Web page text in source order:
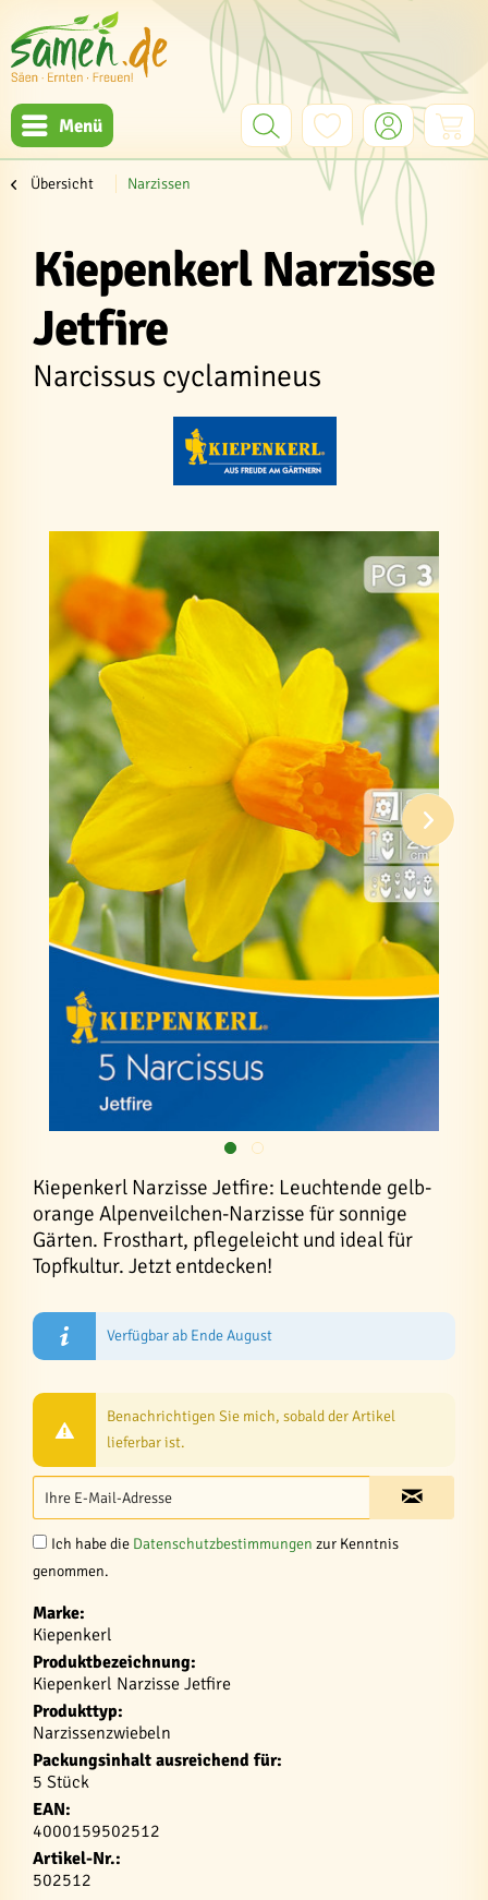
Menü
Übersicht Narzissen
Kiepenkerl Narzisse
Jetfire
Narcissus cyclamineus
Kiepenkerl Narzisse Jetfire: Leuchtende gelb-
orange Alpenveilchen-Narzisse für sonnige
Gärten. Frosthart, pflegeleicht und ideal für
Topfkultur. Jetzt entdecken!
Verfügbar ab Ende August
Benachrichtigen Sie mich, sobald der Artikel
lieferbar ist.
Ich habe die Datenschutzbestimmungen zur Kenntnis
genommen.
Marke:
Kiepenkerl
Produktbezeichnung:
Kiepenkerl Narzisse Jetfire
Produkttyp:
Narzissenzwiebeln
Packungsinhalt ausreichend für:
5 Stück
EAN:
4000159502512
Artikel-Nr.:
502512